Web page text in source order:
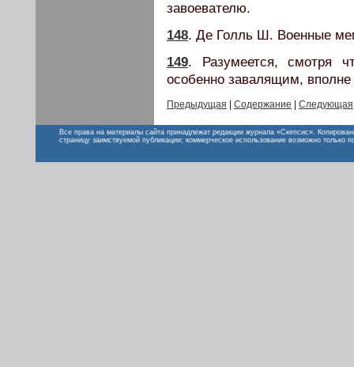
завоевателю.
148. Де Голль Ш. Военные
149. Разумеется, смотря
особенно завалящим,
Предыдущая Содержание Следующая
Все права на материалы сайта принадлежат редакции журнала «Скепсис».
страницу заимствуемой публикации; коммерческое использование возможно только